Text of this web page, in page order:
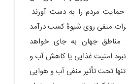
حمایت مردم را به دست آورند.
منفی روی شیوۀ کسب درآمد
مناطق جهان به جای خواهد
امنیت غذایی یا کاهش آب و
تحت تأثیر منفی آب و هوایی